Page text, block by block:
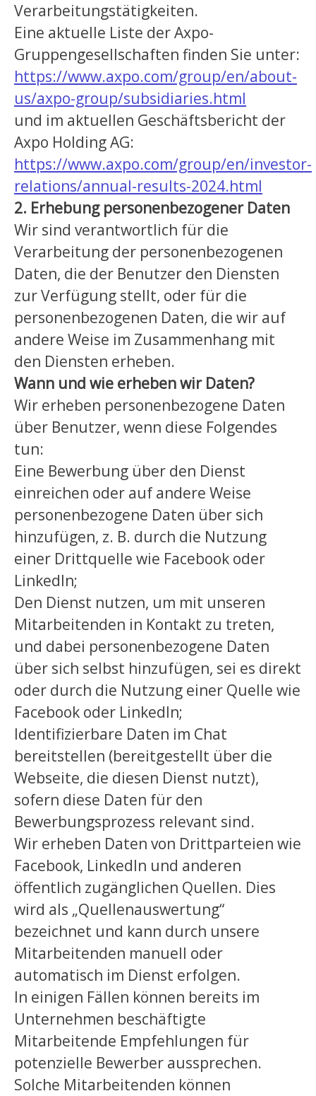
Verarbeitungstätigkeiten.
Eine aktuelle Liste der Axpo-
Gruppengesellschaften finden Sie unter:
https://www.axpo.com/group/en/about-
us/axpo-group/subsidiaries.html
und im aktuellen Geschäftsbericht der
Axpo Holding AG:
https://www.axpo.com/group/en/investor-
relations/annual-results-2024.html
2. Erhebung personenbezogener Daten
Wir sind verantwortlich für die
Verarbeitung der personenbezogenen
Daten, die der Benutzer den Diensten
zur Verfügung stellt, oder für die
personenbezogenen Daten, die wir auf
andere Weise im Zusammenhang mit
den Diensten erheben.
Wann und wie erheben wir Daten?
Wir erheben personenbezogene Daten
über Benutzer, wenn diese Folgendes
tun:
Eine Bewerbung über den Dienst
einreichen oder auf andere Weise
personenbezogene Daten über sich
hinzufügen, z. B. durch die Nutzung
einer Drittquelle wie Facebook oder
LinkedIn;
Den Dienst nutzen, um mit unseren
Mitarbeitenden in Kontakt zu treten,
und dabei personenbezogene Daten
über sich selbst hinzufügen, sei es direkt
oder durch die Nutzung einer Quelle wie
Facebook oder LinkedIn;
Identifizierbare Daten im Chat
bereitstellen (bereitgestellt über die
Webseite, die diesen Dienst nutzt),
sofern diese Daten für den
Bewerbungsprozess relevant sind.
Wir erheben Daten von Drittparteien wie
Facebook, LinkedIn und anderen
öffentlich zugänglichen Quellen. Dies
wird als „Quellenauswertung“
bezeichnet und kann durch unsere
Mitarbeitenden manuell oder
automatisch im Dienst erfolgen.
In einigen Fällen können bereits im
Unternehmen beschäftigte
Mitarbeitende Empfehlungen für
potenzielle Bewerber aussprechen.
Solche Mitarbeitenden können